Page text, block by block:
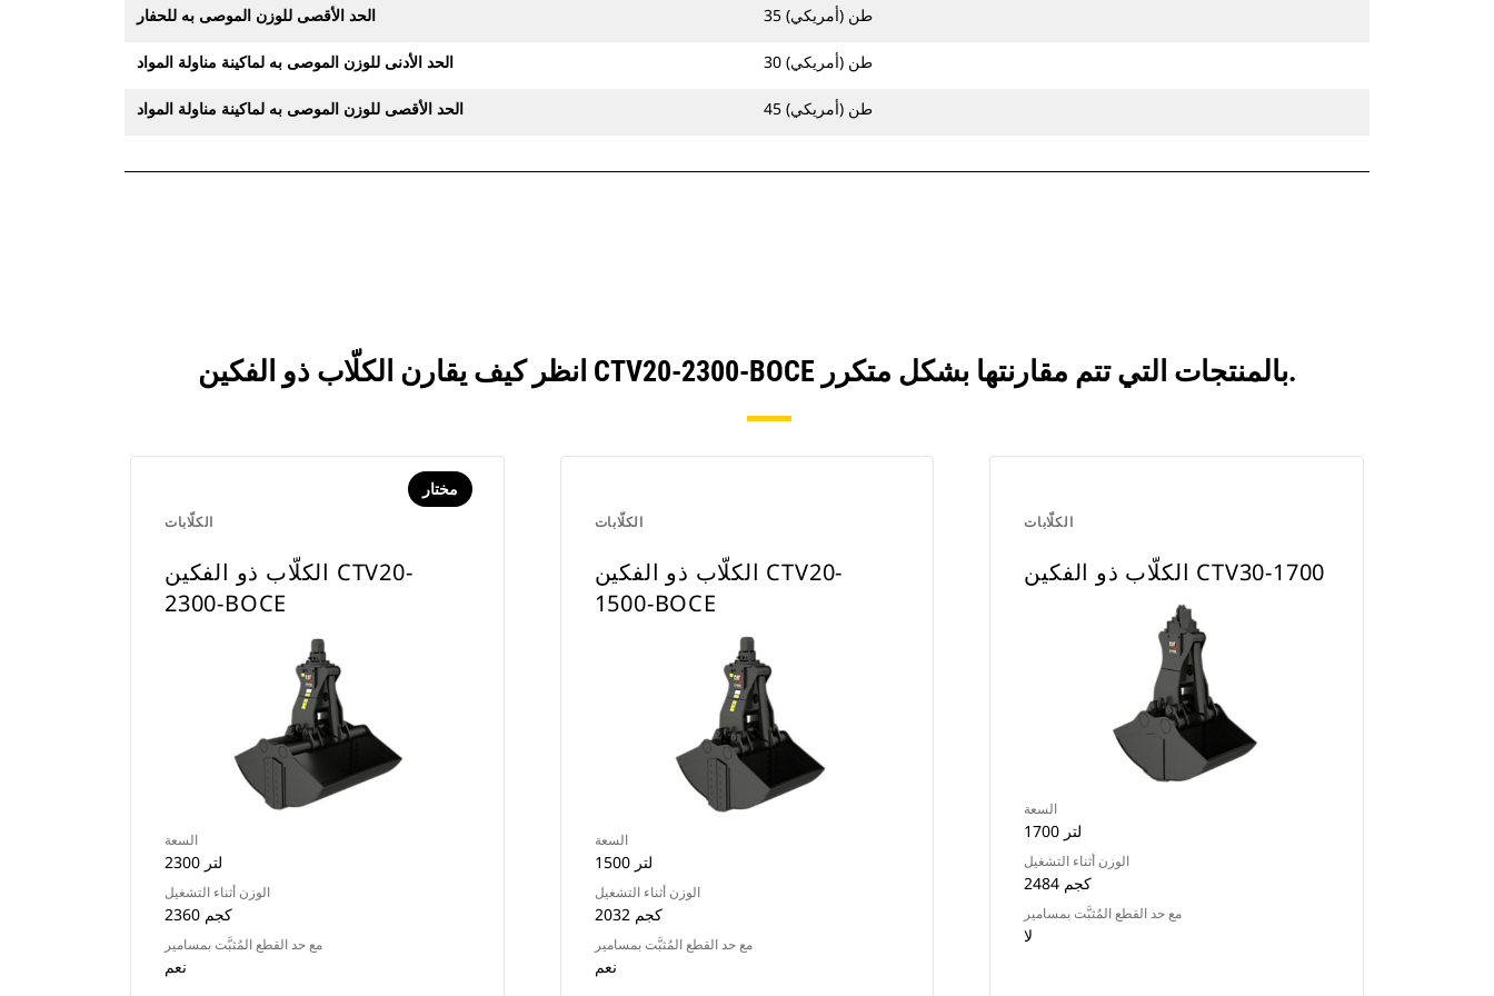
الحد الأقصى للوزن الموصى به للحفار 35 طن (أمريكي)
الحد الأدنى للوزن الموصى به لماكينة مناولة المواد 30 طن (أمريكي)
الحد الأقصى للوزن الموصى به لماكينة مناولة المواد 45 طن (أمريكي)
انظر كيف يقارن الكلّاب ذو الفكين CTV20-2300-BOCE بالمنتجات التي تتم مقارنتها بشكل متكرر.
الكلّابات
مختار
الكلّاب ذو الفكين CTV20-
2300-BOCE
السعة
2300 لتر
الوزن أثناء التشغيل
2360 كجم
مع حد القطع المُثبَّت بمسامير
نعم
الكلّابات
الكلّاب ذو الفكين CTV20-
1500-BOCE
السعة
1500 لتر
الوزن أثناء التشغيل
2032 كجم
مع حد القطع المُثبَّت بمسامير
نعم
الكلّابات
الكلّاب ذو الفكين CTV30-1700
السعة
1700 لتر
الوزن أثناء التشغيل
2484 كجم
مع حد القطع المُثبَّت بمسامير
لا